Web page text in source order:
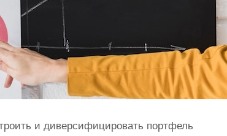
и диверсифицировать портфель